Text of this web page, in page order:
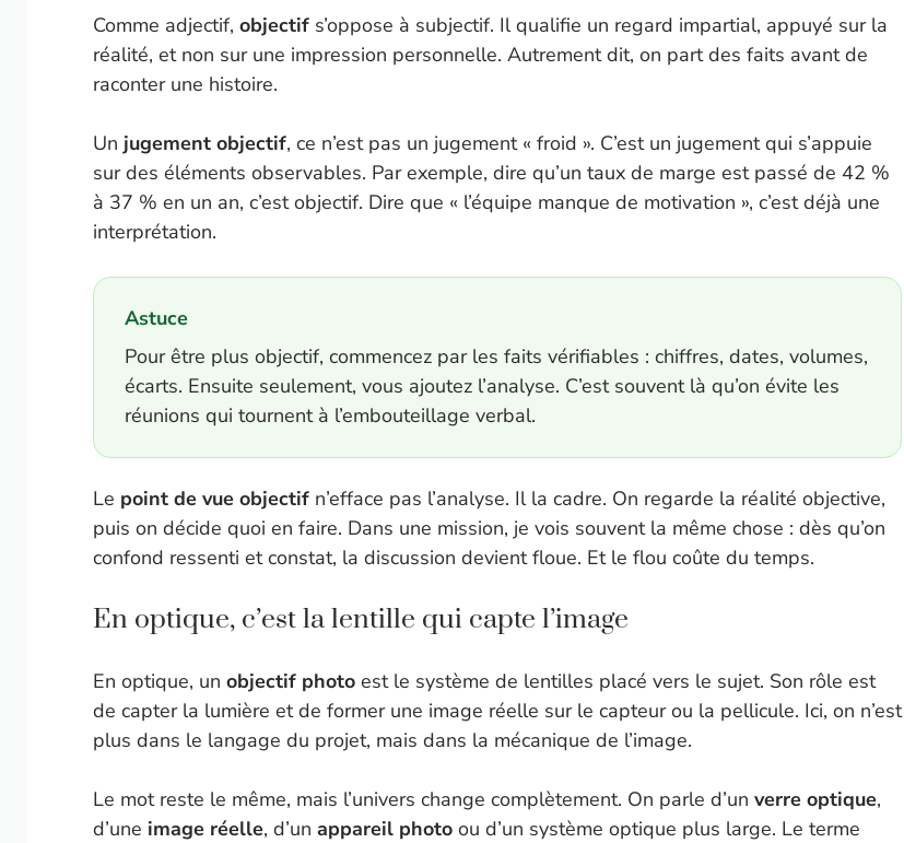
Comme adjectif,objectif s’oppose à subjectif. Il qualifie un regard impartial, appuyé sur la
réalité, et non sur une impression personnelle. Autrement dit, on part des faits avant de
raconter une histoire.
Un jugement objectif, ce n’est pas un jugement « froid ». C’est un jugement qui s’appuie
sur des éléments observables. Par exemple, dire qu’un taux de marge est passé de 42 %
à 37 % en un an, c’est objectif. Dire que « l’équipe manque de motivation », c’est déjà une
interprétation.
Astuce
Pour être plus objectif, commencez par les faits vérifiables : chiffres, dates, volumes,
écarts. Ensuite seulement, vous ajoutez l’analyse. C’est souvent là qu’on évite les
réunions qui tournent à l’embouteillage verbal.
Le point de vue objectif n’efface pas l’analyse. Il la cadre. On regarde la réalité objective,
puis on décide quoi en faire. Dans une mission, je vois souvent la même chose : dès qu’on
confond ressenti et constat, la discussion devient floue. Et le flou coûte du temps.
En optique, c’est la lentille qui capte l’image
En optique, unobjectif photo est le système de lentilles placé vers le sujet. Son rôle est
de capter la lumière et de former une image réelle sur le capteur ou la pellicule. Ici, on n’est
plus dans le langage du projet, mais dans la mécanique de l’image.
Le mot reste le même, mais l’univers change complètement. On parle d’unverre optique,
d’une image réelle, d’unappareil photo ou d’un système optique plus large. Le terme